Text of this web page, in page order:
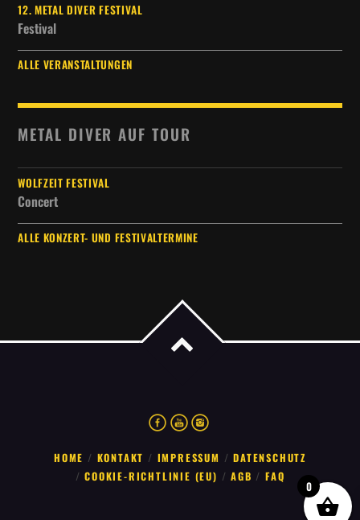
12. METAL DIVER FESTIVAL
Festival
ALLE VERANSTALTUNGEN
METAL DIVER AUF TOUR
WOLFZEIT FESTIVAL
Concert
ALLE KONZERT- UND FESTIVALTERMINE
HOME KONTAKT IMPRESSUM
DATENSCHUTZ
COOKIE-RICHTLINIE (EU)
AGB FAQ
0